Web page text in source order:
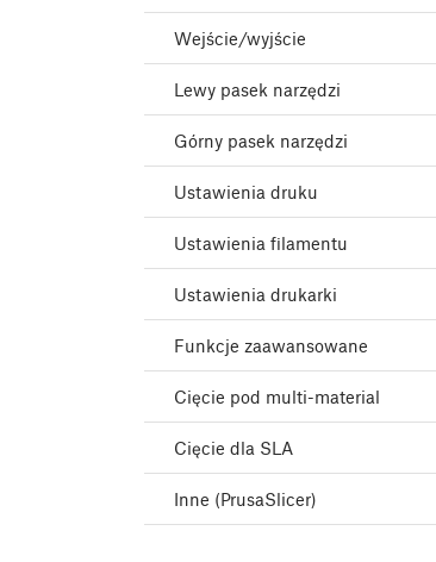
Wejście/wyjście
Lewy pasek narzędzi
Górny pasek narzędzi
Ustawienia druku
Ustawienia filamentu
Ustawienia drukarki
Funkcje zaawansowane
Cięcie pod multi-material
Cięcie dla SLA
Inne (PrusaSlicer)